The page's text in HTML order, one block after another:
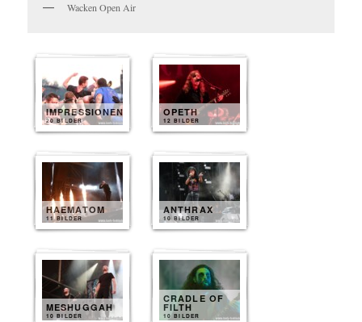
Wacken Open Air
IMPRESSIONEN
20 BILDER
OPETH
12 BILDER
HAEMATOM
11 BILDER
ANTHRAX
10 BILDER
MESHUGGAH
10 BILDER
CRADLE OF
FILTH
10 BILDER